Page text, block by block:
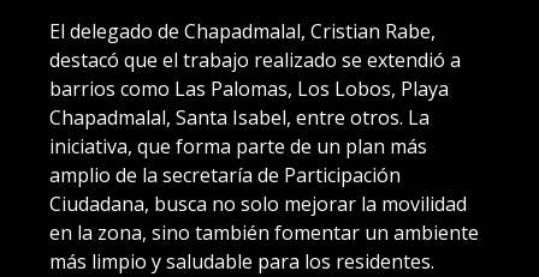
El delegado de Chapadmalal, Cristian Rabe,
destacó que el trabajo realizado se extendió a
barrios como Las Palomas, Los Lobos, Playa
Chapadmalal, Santa Isabel, entre otros. La
iniciativa, que forma parte de un plan más
amplio de la secretaría de Participación
Ciudadana, busca no solo mejorar la movilidad
en la zona, sino también fomentar un ambiente
más limpio y saludable para los residentes.